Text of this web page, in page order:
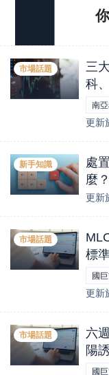
市場話題
三
科
興
億
南
更新
新手知識
處
麼
更新
市場話題
標
筆
戶
國
更新
市場話題
六
陽
供
國